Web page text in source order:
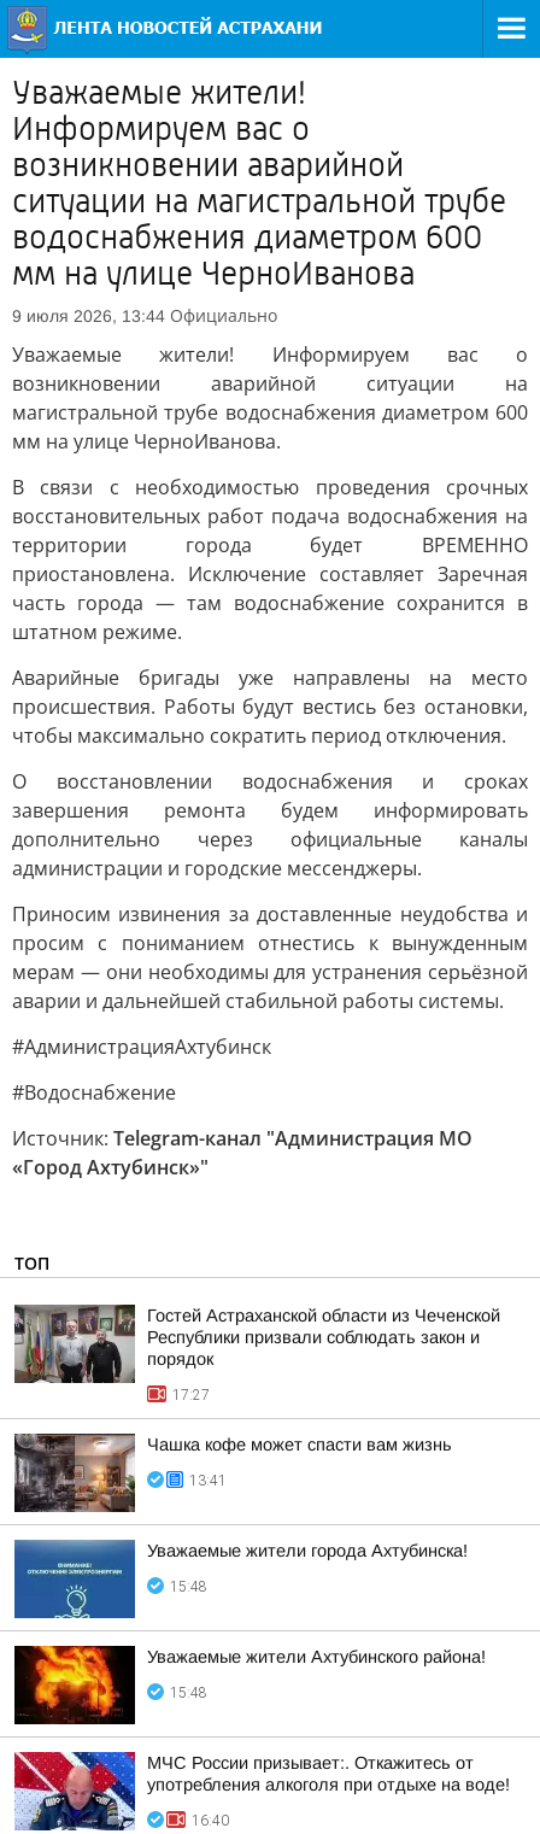
Уважаемые жители!
Информируем вас о
возникновении аварийной
ситуации на магистральной трубе
водоснабжения диаметром 600
мм на улице ЧерноИванова
9 июля 2026, 13:44 Официально
Уважаемые жители! Информируем вас о
возникновении аварийной ситуации на
магистральной трубе водоснабжения диаметром 600
мм на улице ЧерноИванова.
В связи с необходимостью проведения срочных
восстановительных работ подача водоснабжения на
территории города будет ВРЕМЕННО
приостановлена. Исключение составляет Заречная
часть города — там водоснабжение сохранится в
штатном режиме.
Аварийные бригады уже направлены на место
происшествия. Работы будут вестись без остановки,
чтобы максимально сократить период отключения.
О восстановлении водоснабжения и сроках
завершения ремонта будем информировать
дополнительно через официальные каналы
администрации и городские мессенджеры.
Приносим извинения за доставленные неудобства и
просим с пониманием отнестись к вынужденным
мерам — они необходимы для устранения серьёзной
аварии и дальнейшей стабильной работы системы.
#АдминистрацияАхтубинск
#Водоснабжение
Источник: Telegram-канал "Администрация МО
«Город Ахтубинск»"
ТОП
Гостей Астраханской области из Чеченской
Республики призвали соблюдать закон и
порядок
17:27
Чашка кофе может спасти вам жизнь
13:41
Уважаемые жители города Ахтубинска!
15:48
Уважаемые жители Ахтубинского района!
15:48
МЧС России призывает:. Откажитесь от
употребления алкоголя при отдыхе на воде!
16:40